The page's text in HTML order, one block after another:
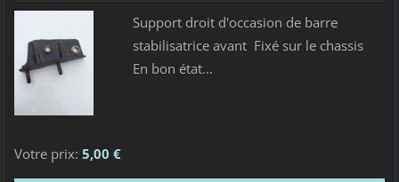
Support droit d'occasion de barre
stabilisatrice avant Fixé sur le chassis
En bon état...
Votre prix: 5,00 €